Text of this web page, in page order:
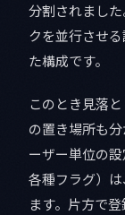
分割されまし
クを並行させ
た構成です。
このとき見落
の置き場所も
ーザー単位の
各種フラグ）
ます。片方で